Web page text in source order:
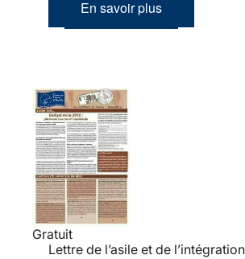
En savoir plus
Gratuit
Lettre de l’asile et de l’intégration